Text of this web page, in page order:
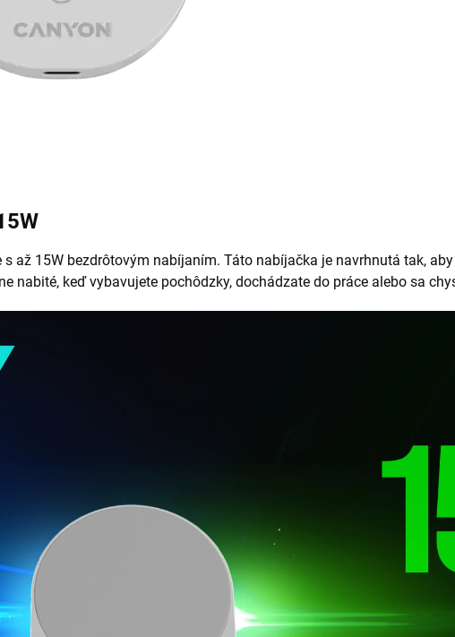
až 15W bezdrôtovým nabíjaním. Táto nabíjačka je navrhnutá tak,
nabité, keď vybavujete pochôdzky, dochádzate do práce alebo sa